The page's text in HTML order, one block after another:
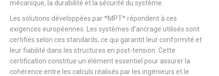
mécanique, la durabilité et la sécurité du système.
Les solutions développées par *MPT* répondent à ces
exigences européennes. Les systèmes d’ancrage utilisés sont
certifiés selon ces standards, ce qui garantit leur conformité et
leur fiabilité dans les structures en post-tension. Cette
certification constitue un élément essentiel pour assurer la
cohérence entre les calculs réalisés par les ingénieurs et le